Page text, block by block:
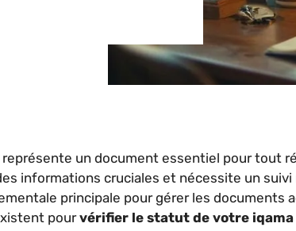
représente un document essentiel pour tout
informations cruciales et nécessite un suivi
principale pour gérer les documents
pourvérifier le statut de votre iqama